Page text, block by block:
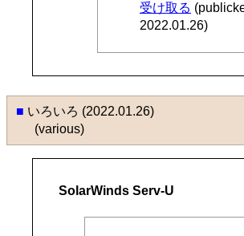
受け取る
2022.01.26)
■ いろいろ (2022.01.26)
(various)
SolarWinds Serv-U